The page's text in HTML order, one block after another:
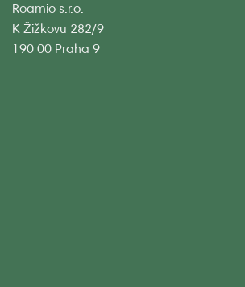
Roamio s.r.o.
K Žižkovu 282/9
190 00 Praha 9